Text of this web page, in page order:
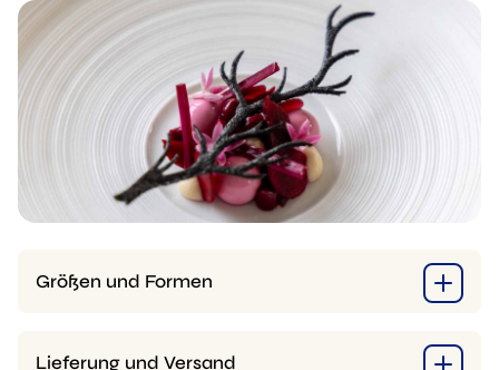
Größen und Formen
Lieferung und Versand